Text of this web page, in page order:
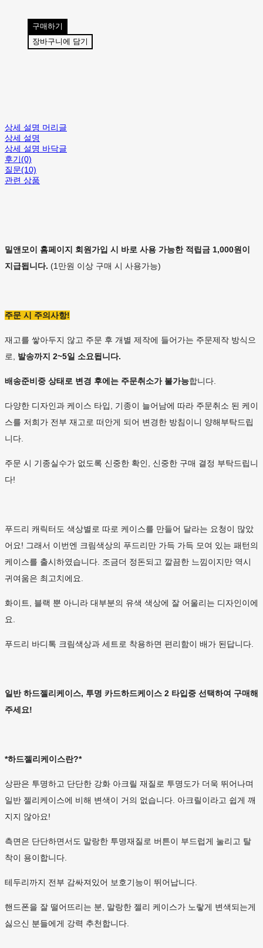
구매하기
장바구니에 담기
상세 설명 머리글
상세 설명
상세 설명 바닥글
후기(0)
질문(10)
관련 상품
밀앤모이 홈페이지 회원가입 시 바로 사용 가능한 적립금 1,000원이
지급됩니다. (1만원 이상 구매 시 사용가능)
주문 시 주의사항!
재고를 쌓아두지 않고 주문 후 개별 제작에 들어가는 주문제작 방식으
로, 발송까지 2~5일 소요됩니다.
배송준비중 상태로 변경 후에는 주문취소가 불가능합니다.
다양한 디자인과 케이스 타입, 기종이 늘어남에 따라 주문취소 된 케이
스를 저희가 전부 재고로 떠안게 되어 변경한 방침이니 양해부탁드립
니다.
주문 시 기종실수가 없도록 신중한 확인, 신중한 구매 결정 부탁드립니
다!
푸드리 캐릭터도 색상별로 따로 케이스를 만들어 달라는 요청이 많았
어요! 그래서 이번엔 크림색상의 푸드리만 가득 가득 모여 있는 패턴의
케이스를 출시하였습니다. 조금더 정돈되고 깔끔한 느낌이지만 역시
귀여움은 최고치에요.
화이트, 블랙 뿐 아니라 대부분의 유색 색상에 잘 어울리는 디자인이에
요.
푸드리 바디톡 크림색상과 세트로 착용하면 편리함이 배가 된답니다.
일반 하드젤리케이스, 투명 카드하드케이스 2 타입중 선택하여 구매해
주세요!
*하드젤리케이스란?*
상판은 투명하고 단단한 강화 아크릴 재질로 투명도가 더욱 뛰어나며
일반 젤리케이스에 비해 변색이 거의 없습니다. 아크릴이라고 쉽게 깨
지지 않아요!
측면은 단단하면서도 말랑한 투명재질로 버튼이 부드럽게 눌리고 탈
착이 용이합니다.
테두리까지 전부 감싸져있어 보호기능이 뛰어납니다.
핸드폰을 잘 떨어뜨리는 분, 말랑한 젤리 케이스가 노랗게 변색되는게
싫으신 분들에게 강력 추천합니다.